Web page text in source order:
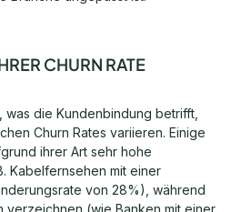
CHURN RATE
was die Kundenbindung betrifft,
Churn Rates variieren. Einige
ihrer Art sehr hohe
Kabelfernsehen mit einer
von 28%), während